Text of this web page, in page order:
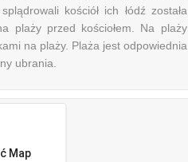
kościół ich łódź została
plaży przed kościołem. Na plaży
na plaży. Plaża jest odpowiednia
ubrania.
Map